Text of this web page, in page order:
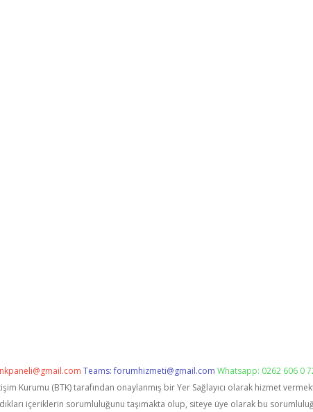
Teams:forumhizmeti@gmail.com Whatsapp: 0262 606 0
Kurumu (BTK) tarafından onaylanmış bir Yer Sağlayıcı olarak hizmet
içeriklerin sorumluluğunu taşımakta olup, siteye üye olarak bu